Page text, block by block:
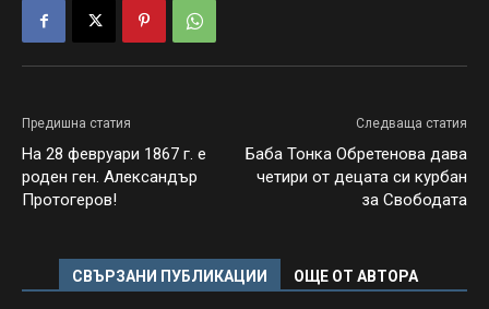
Предишна статия
На 28 февруари 1867 г. е
роден ген. Александър
Протогеров!
Следваща статия
Баба Тонка Обретенова дава
четири от децата си курбан
за Свободата
СВЪРЗАНИ ПУБЛИКАЦИИ ОЩЕ ОТ АВТОРА